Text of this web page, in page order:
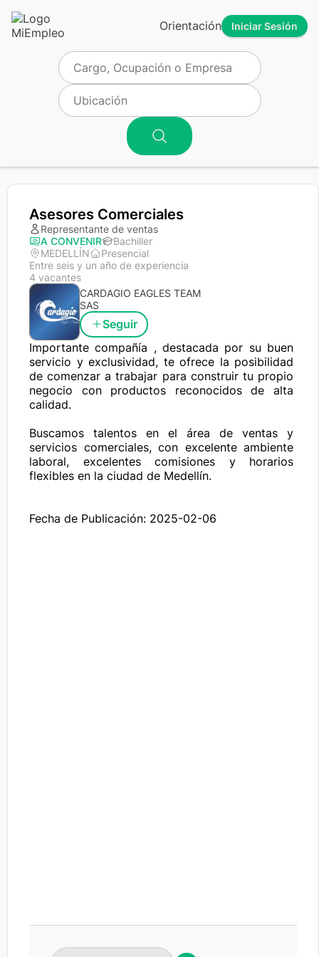
Orientación Iniciar Sesión
Asesores Comerciales
Representante de ventas
A CONVENIR
Bachiller
MEDELLÍN
Presencial
Entre seis y un año de experiencia
4 vacantes
CARDAGIO EAGLES TEAM
SAS
Seguir
Importante compañía , destacada por su buen
servicio y exclusividad, te ofrece la posibilidad
de comenzar a trabajar para construir tu propio
negocio con productos reconocidos de alta
calidad.
Buscamos talentos en el área de ventas y
servicios comerciales, con excelente ambiente
laboral, excelentes comisiones y horarios
flexibles en la ciudad de Medellín.
Fecha de Publicación: 2025-02-06